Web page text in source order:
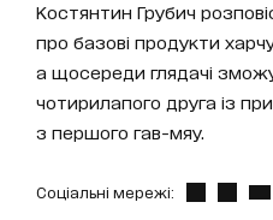
Костянтин Грубич
про базові продукти
а щосереди глядачі
чотирилапого друга із
з першого гав-мяу.
Соціальні мережі: